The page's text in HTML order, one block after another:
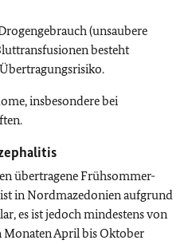
(unsaubere
besteht
insbesondere bei
übertragene Frühsommer-
in Nordmazedonien aufgrund
es ist jedoch mindestens von
Monaten April bis Oktober